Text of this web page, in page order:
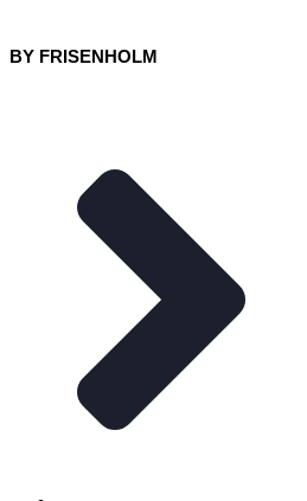
BY FRISENHOLM